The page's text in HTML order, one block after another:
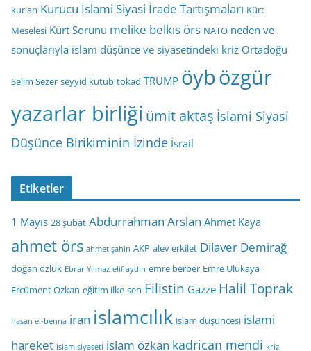
kur'an Kurucu İslami Siyasi İrade Tartışmaları Kürt
Meselesi Kürt Sorunu melike belkıs örs NATO neden ve
sonuçlarıyla islam düşünce ve siyasetindeki kriz Ortadoğu
Selim Sezer seyyid kutub tokad TRUMP öybözgür
yazarlar birliği ümit aktaş İslami Siyasi
Düşünce Birikiminin İzinde İsrail
Etiketler
1 Mayıs 28 şubat Abdurrahman Arslan Ahmet Kaya
ahmet örs ahmet şahin AKP alev erkilet Dilaver Demirağ
doğan özlük Ebrar Yılmaz elif aydın emre berber Emre Ulukaya
Ercüment Özkan eğitim ilke-sen Filistin Gazze Halil Toprak
hasan el-benna iran islamcılık islam düşüncesi islami
hareket islam siyaseti islam özkan kadrican mendi kriz